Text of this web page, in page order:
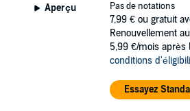
Aperçu
Pas de notations
7,99 € ou gratuit
Renouvellement
5,99 €/mois après
conditions
Essayez